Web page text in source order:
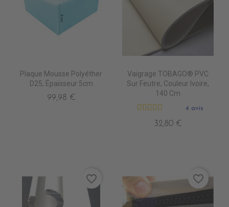
Plaque Mousse Polyéther
D25, Épaisseur 5cm
99,98 €
Vaigrage TOBAGO® PVC
Sur Feutre, Couleur Ivoire,
140 Cm
4 avis
32,80 €
favorite_border favorite_border